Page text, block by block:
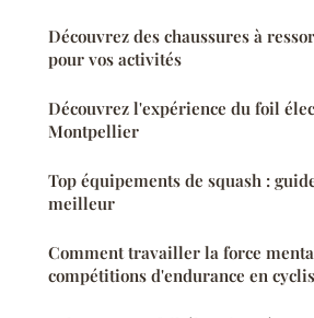
Découvrez des chaussures à
pour vos activités
Découvrez l'expérience du foil
Montpellier
Top équipements de squash :
meilleur
Comment travailler la force
compétitions d'endurance en